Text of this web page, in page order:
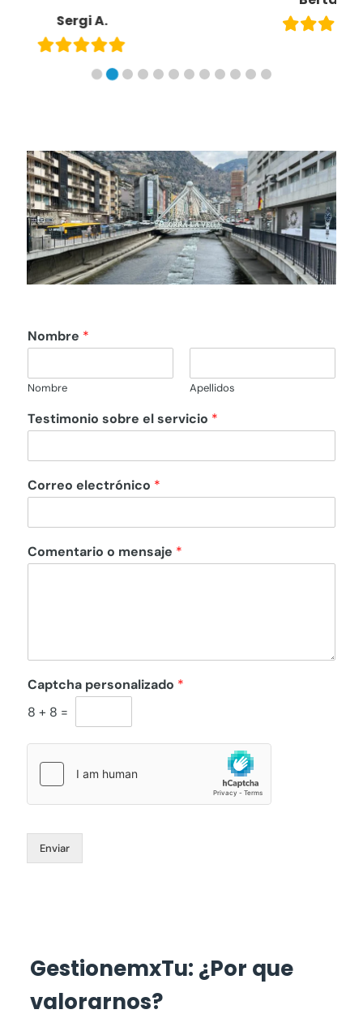
Nombre *
Nombre Apellidos
Testimonio sobre el servicio *
Correo electrónico *
Comentario o mensaje *
Captcha personalizado *
8 + 8 =
Enviar
GestionemxTu: ¿Por que
valorarnos?